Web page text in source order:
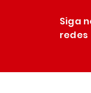
Siga
redes